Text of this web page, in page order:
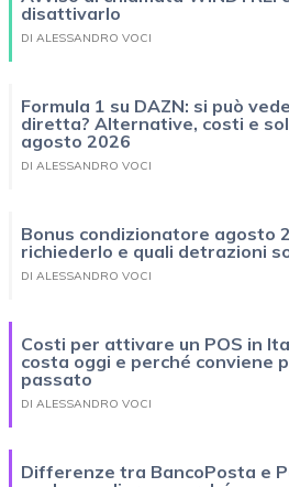
disattivarlo
DI ALESSANDRO VOCI
Formula 1 su DAZN: si può
diretta? Alternative, costi e
agosto 2026
DI ALESSANDRO VOCI
Bonus condizionatore agosto
richiederlo e quali detrazioni
DI ALESSANDRO VOCI
Costi per attivare un POS in
costa oggi e perché conviene
passato
DI ALESSANDRO VOCI
Differenze tra BancoPosta e